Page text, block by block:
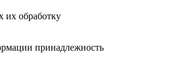
их обработку
принадлежность